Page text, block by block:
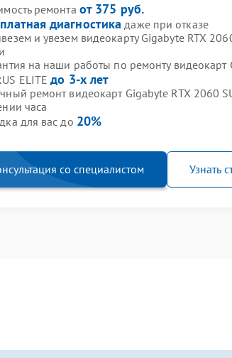
ремонта от 375 руб.
диагностика даже при отказе
и увезем видеокарту Gigabyte RTX
на наши работы по ремонту видеокарт
ELITEдо 3-х лет
ремонт видеокарт Gigabyte RTX 2060
часа
для вас до 20%
со специалистом Узнать